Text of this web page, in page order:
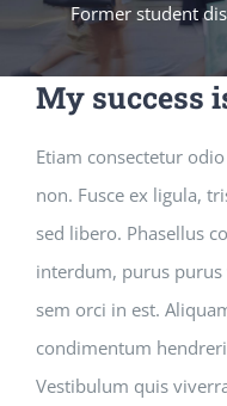
Former student
My success
Etiam consectetur
non. Fusce ex ligula,
sed libero. Phasellus
interdum, purus
sem orci in est.
condimentum
Vestibulum quis